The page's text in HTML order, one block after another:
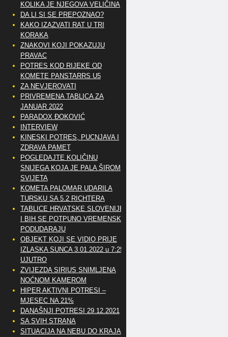
KOLIKA JE NJEGOVA VELIČINA
DA LI SI SE PREPOZNAO?
KAKO IZAZVATI RAT U TRI
KORAKA
ZNAKOVI KOJI POKAZUJU
PRAVAC
POTRES KOD RIJEKE OD
KOMETE PANSTARRS U5
ZA NEVJEROVATI
PRIVREMENA TABLICA ZA
JANUAR 2022
PARADOX ĐOKOVIĆ
INTERVIEW
KINESKI POTRES, PUCNJAVA I
ZDRAVA PAMET
POGLEDAJTE KOLIČINU
SNIJEGA KOJA JE PALA ŠIROM
SVIJETA
KOMETA PALOMAR UDARILA
TURSKU SA 5.2 RICHTERA
TABLICE HRVATSKE SLOVENIJE
I BIH SE POTPUNO VREMENSKI
PODUDARAJU
OBJEKT KOJI SE VIDIO PRIJE
IZLASKA SUNCA 3.01.2022 u 7:25
UJUTRO
ZVIJEZDA SIRIUS SNIMLJENA
NOĆNOM KAMEROM
HIPER AKTIVNI POTRESI –
MJESEC NA 21%
DANAŠNJI POTRESI 29.12.2021
SA SVIH STRANA
SITUACIJA NA NEBU DO KRAJA